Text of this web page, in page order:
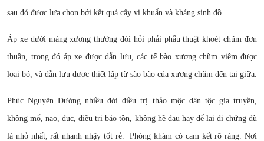
sau đó được lựa chọn bởi kết quả cấy vi khuẩn và kháng sinh đồ.
Áp xe dưới màng xương thường đòi hỏi phải phẫu thuật khoét chũm đơn
thuần, trong đó áp xe được dẫn lưu, các tế bào xương chũm viêm được
loại bỏ, và dẫn lưu được thiết lập từ sào bào của xương chũm đến tai giữa.
Phúc Nguyên Đường nhiều đời điều trị thảo mộc dân tộc gia truyền,
không mổ, nạo, đục, điều trị bảo tồn, không hề đau hay để lại di chứng dù
là nhỏ nhất, rất nhanh nhậy tốt rẻ. Phòng khám có cam kết rõ ràng. Nơi